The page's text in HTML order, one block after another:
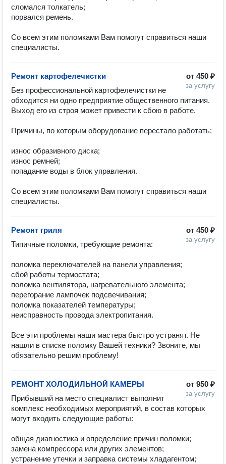
сломался толкатель;
порвался ремень.
Со всем этим поломками Вам помогут справиться наши
специалисты.
от 450 ₽
за услугу
Ремонт картофелечистки
Без профессиональной картофелечистки не
обходится ни одно предприятие общественного питания.
Выход его из строя может привести к сбою в работе.
Причины, по которым оборудование перестало работать:
износ образивного диска;
износ ремней;
попадание воды в блок управления.
Со всем этим поломками Вам помогут справиться наши
специалисты.
от 450 ₽
за услугу
Ремонт гриля
Типичные поломки, требующие ремонта:
поломка переключателей на панели управления;
сбой работы термостата;
поломка вентилятора, нагревательного элемента;
перегорание лампочек подсвечивания;
поломка показателей температуры;
неисправность провода электропитания.
Все эти проблемы наши мастера быстро устранят. Не
нашли в списке поломку Вашей техники? Звоните, мы
обязательно решим проблему!
от 950 ₽
за услугу
РЕМОНТ ХОЛОДИЛЬНОЙ КАМЕРЫ
Прибывший на место специалист выполнит
комплекс необходимых мероприятий, в состав которых
могут входить следующие работы:
общая диагностика и определение причин поломки;
замена компрессора или других элементов;
устранение утечки и заправка системы хладагентом;